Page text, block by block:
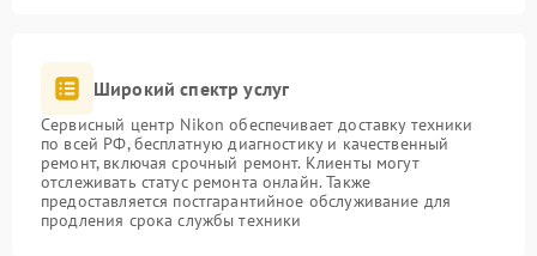
Широкий спектр услуг
Сервисный центр Nikon обеспечивает доставку техники
по всей РФ, бесплатную диагностику и качественный
ремонт, включая срочный ремонт. Клиенты могут
отслеживать статус ремонта онлайн. Также
предоставляется постгарантийное обслуживание для
продления срока службы техники